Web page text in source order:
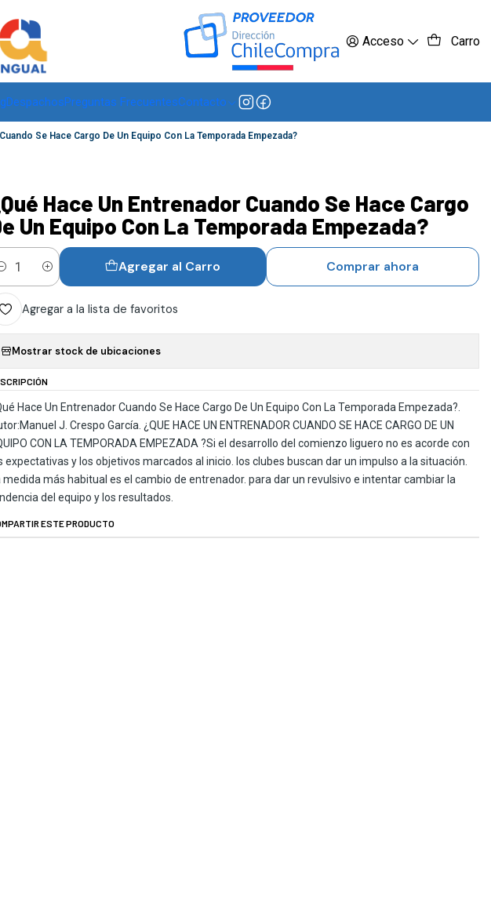
Acceso Carro
DespachosPreguntas FrecuentesContacto
hábiles, regiones -
Se Hace Cargo De Un Equipo Con La Temporada Empezada?
Hace Un Entrenador Cuando Se Hace Cargo
Un Equipo Con La Temporada Empezada?
Agregar al Carro Comprar ahora
Agregar a la lista de favoritos
Mostrar stock de ubicaciones
Hace Un Entrenador Cuando Se Hace Cargo De Un Equipo Con La Temporada Empezada?.
J. Crespo García. ¿QUE HACE UN ENTRENADOR CUANDO SE HACE CARGO DE UN
CON LA TEMPORADA EMPEZADA ?Si el desarrollo del comienzo liguero no es acorde con
expectativas y los objetivos marcados al inicio. los clubes buscan dar un impulso a la situación.
medida más habitual es el cambio de entrenador. para dar un revulsivo e intentar cambiar la
del equipo y los resultados.
ESTE PRODUCTO